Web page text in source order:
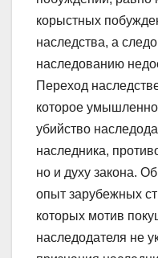
корыстных
наследства, а
наследованию
Переход
которое
убийство
наследника,
но и духу закона.
опыт зарубежных
которых мотив
наследодателя не